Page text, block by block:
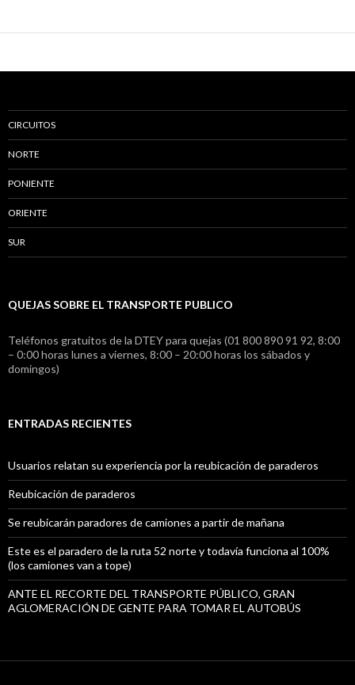
CIRCUITOS
NORTE
PONIENTE
ORIENTE
SUR
QUEJAS SOBRE EL TRANSPORTE PUBLICO
Teléfonos gratuitos de la DTEY para quejas (01 800 890 91 92, 8:00
– 0:00 horas lunes a viernes, 8:00 – 20:00 horas los sábados y
domingos)
ENTRADAS RECIENTES
Usuarios relatan su experiencia por la reubicación de paraderos
Reubicación de paraderos
Se reubicarán paradores de camiones a partir de mañana
Este es el paradero de la ruta 52 norte y todavía funciona al 100%
(los camiones van a tope)
ANTE EL RECORTE DEL TRANSPORTE PÚBLICO, GRAN
AGLOMERACIÓN DE GENTE PARA TOMAR EL AUTOBÚS